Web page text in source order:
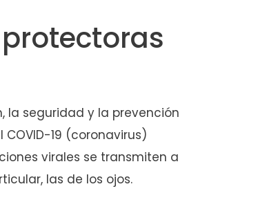
la seguridad y la prevención
19 (coronavirus)
virales se transmiten a
las de los ojos.